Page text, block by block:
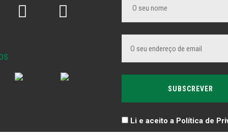
Li e aceito a Política de